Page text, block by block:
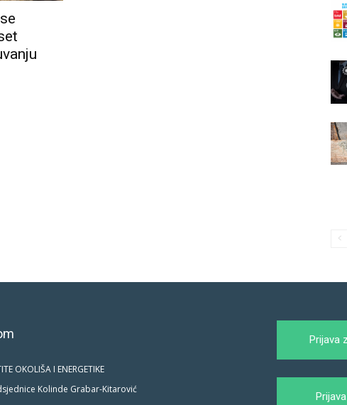
OKOLIŠA I ENERGETIKE
Kolinde Grabar-Kitarović
Prijava